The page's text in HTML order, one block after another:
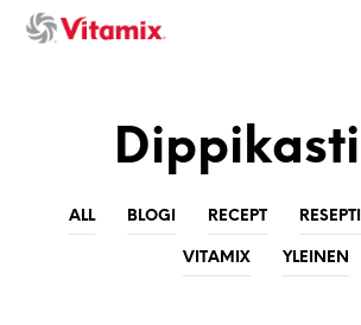
ALL BLOGI RECEPT RESEPTIT
VITAMIX YLEINEN